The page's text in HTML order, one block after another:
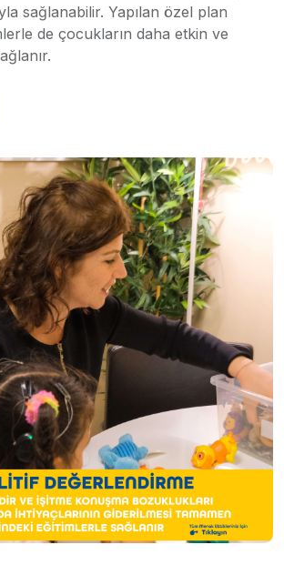
sağlanabilir. Yapılan özel plan
de çocukların daha etkin ve